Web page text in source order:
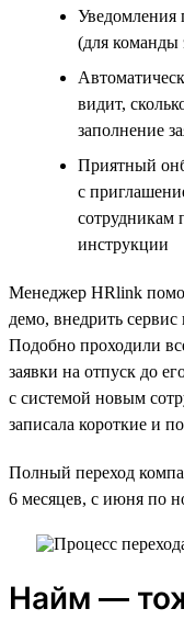
Уведомления
(для команды
видит,
заполнение
Приятный
с
сотрудникам
инструкции
Менеджер HRlink
демо, внедрить
Подобно проходили
заявки на отпуск до
с системой новым
записала короткие и
Полный переход
6 месяцев, с июня по
Найм —